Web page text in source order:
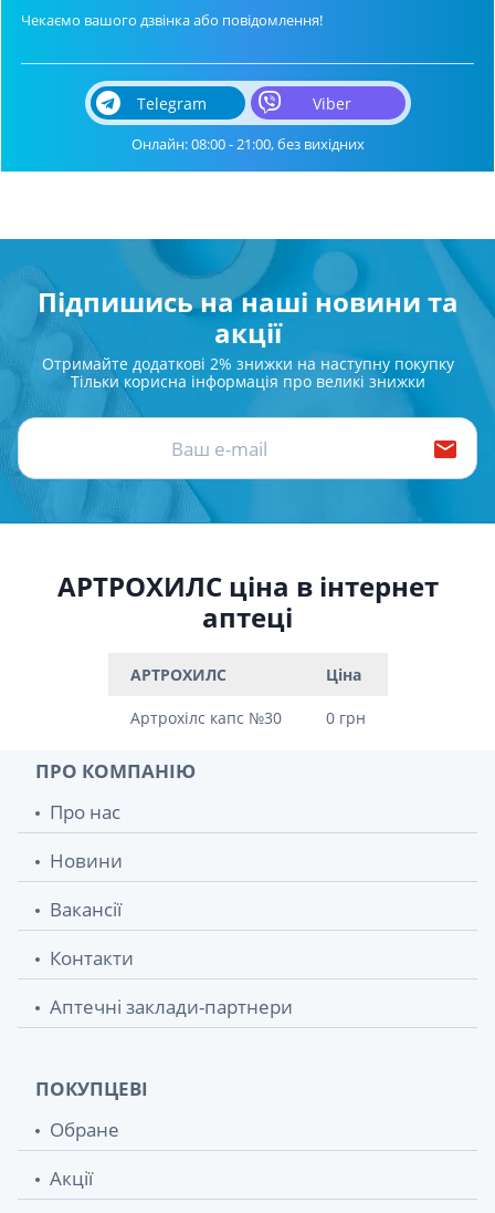
Чекаємо вашого дзвінка або повідомлення!
Telegram Viber
Онлайн: 08:00 - 21:00, без вихідних
Підпишись на наші новини та
акції
Отримайте додаткові 2% знижки на наступну покупку
Тільки корисна інформація про великі знижки
АРТРОХИЛС ціна в інтернет
аптеці
АРТРОХИЛС Ціна
Артрохiлс капс №30 0 грн
ПРО КОМПАНІЮ
Про нас
Новини
Вакансії
Контакти
Аптечні заклади-партнери
ПОКУПЦЕВІ
Обране
Акції